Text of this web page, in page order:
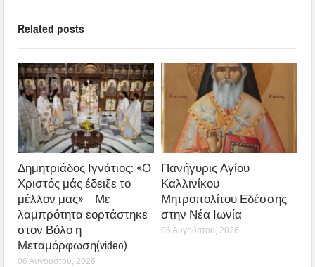
Related posts
Δημητριάδος Ιγνάτιος: «Ο
Χριστός μάς έδειξε το
μέλλον μας» – Με
λαμπρότητα εορτάστηκε
στον Βόλο η
Μεταμόρφωση(video)
06 Αυγούστου, 2026
Πανήγυρις Αγίου
Καλλινίκου
Μητροπολίτου Εδέσσης
στην Νέα Ιωνία
06 Αυγούστου, 2026